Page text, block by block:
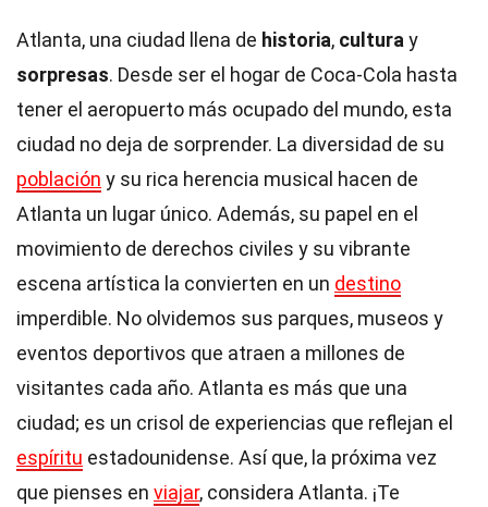
Atlanta, una ciudad llena de historia, cultura y
sorpresas. Desde ser el hogar de Coca-Cola hasta
tener el aeropuerto más ocupado del mundo, esta
ciudad no deja de sorprender. La diversidad de su
población y su rica herencia musical hacen de
Atlanta un lugar único. Además, su papel en el
movimiento de derechos civiles y su vibrante
escena artística la convierten en un destino
imperdible. No olvidemos sus parques, museos y
eventos deportivos que atraen a millones de
visitantes cada año. Atlanta es más que una
ciudad; es un crisol de experiencias que reflejan el
espíritu estadounidense. Así que, la próxima vez
que pienses en viajar, considera Atlanta. ¡Te